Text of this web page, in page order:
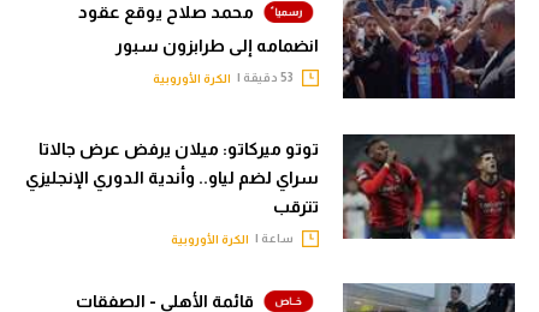
محمد صلاح يوقع عقود
انضمامه إلى طرابزون سبور
الكرة الأوروبية
توتو ميركاتو: ميلان يرفض عرض جالاتا
سراي لضم لياو.. وأندية الدوري الإنجليزي
تترقب
ساعة | الكرة الأوروبية
قائمة الأهلي - الصفقات